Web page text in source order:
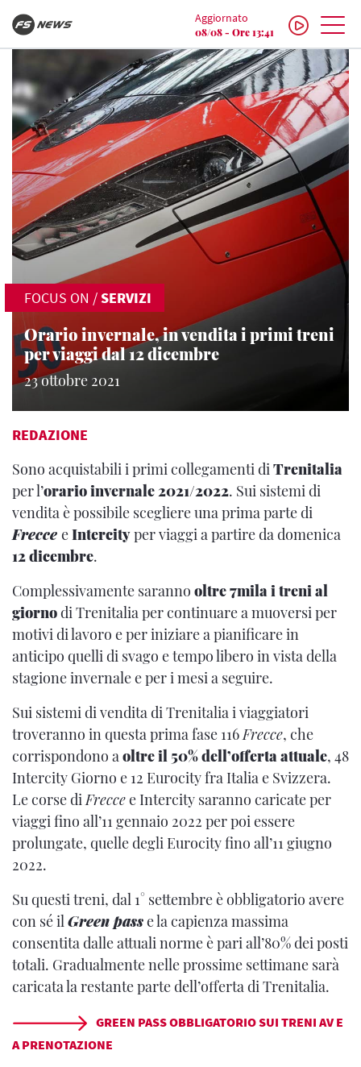
Aggiornato
08/08 - Ore 13:41
FOCUS ON /SERVIZI
Orario invernale, in vendita i primi treni
per viaggi dal 12 dicembre
23 ottobre 2021
REDAZIONE
Sono acquistabili i primi collegamenti diTrenitalia
per l’orario invernale 2021/2022. Sui sistemi di
vendita è possibile scegliere una prima parte di
Frecce eIntercityper viaggi a partire da domenica
12 dicembre.
Complessivamente saranno oltre 7mila i treni al
giornodi Trenitalia per continuare a muoversi per
motivi di lavoro e per iniziare a pianificare in
anticipo quelli di svago e tempo libero in vista della
stagione invernale e per i mesi a seguire.
Sui sistemi di vendita di Trenitalia i viaggiatori
troveranno in questa prima fase 116Frecce, che
corrispondono aoltre il 50% dell’offerta attuale, 48
Intercity Giorno e 12 Eurocity fra Italia e Svizzera.
Le corse diFreccee Intercity saranno caricate per
viaggi fino all’11 gennaio 2022 per poi essere
prolungate, quelle degli Eurocity fino all’11 giugno
2022.
Su questi treni, dal 1° settembre è obbligatorio avere
con sé ilGreen passe la capienza massima
consentita dalle attuali norme è pari all’80% dei posti
totali. Gradualmente nelle prossime settimane sarà
caricata la restante parte dell’offerta di Trenitalia.
GREEN PASS OBBLIGATORIO SUI TRENI AV E
A PRENOTAZIONE